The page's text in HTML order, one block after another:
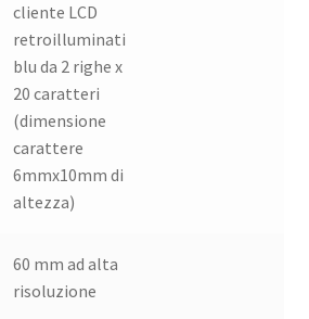
cliente LCD
retroilluminati
blu da 2 righe x
20 caratteri
(dimensione
carattere
6mmx10mm di
altezza)
60 mm ad alta
risoluzione